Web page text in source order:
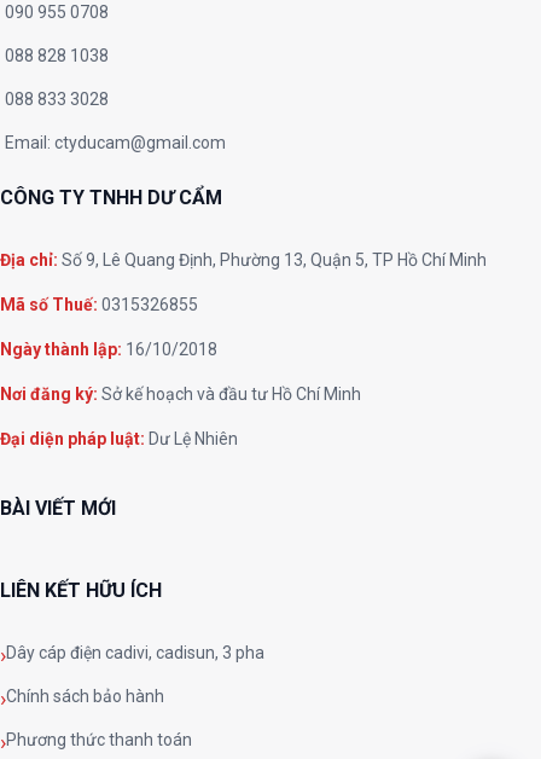
090 955 0708
088 828 1038
088 833 3028
Email: ctyducam@gmail.com
CÔNG TY TNHH DƯ CẨM
Địa chỉ: Số 9, Lê Quang Định, Phường 13, Quận 5, TP Hồ Chí Minh
Mã số Thuế: 0315326855
Ngày thành lập: 16/10/2018
Nơi đăng ký: Sở kế hoạch và đầu tư Hồ Chí Minh
Đại diện pháp luật: Dư Lệ Nhiên
BÀI VIẾT MỚI
LIÊN KẾT HỮU ÍCH
Dây cáp điện cadivi, cadisun, 3 pha
Chính sách bảo hành
Phương thức thanh toán